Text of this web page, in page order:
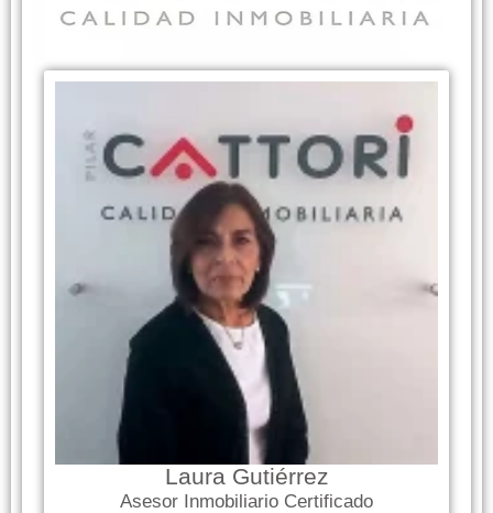
Laura Gutiérrez
Asesor Inmobiliario Certificado